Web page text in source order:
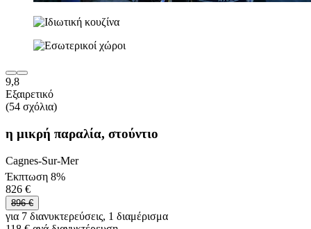
9,8
Εξαιρετικό
(54 σχόλια)
η μικρή παραλία, στούντιο
Cagnes-Sur-Mer
Έκπτωση 8%
826 €
896 €
για 7 διανυκτερεύσεις, 1 διαμέρισμα